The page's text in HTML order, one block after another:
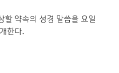
할 약속의 성경 말씀을 요일
한다.